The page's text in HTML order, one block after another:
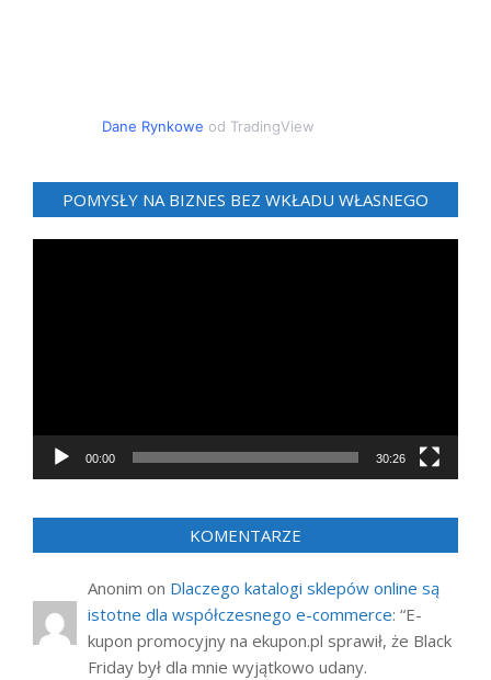
Dane Rynkowe od TradingView
POMYSŁY NA BIZNES BEZ WKŁADU WŁASNEGO
00:00 30:26
KOMENTARZE
Anonim on Dlaczego katalogi sklepów online są
istotne dla współczesnego e-commerce: “E-
kupon promocyjny na ekupon.pl sprawił, że Black
Friday był dla mnie wyjątkowo udany.